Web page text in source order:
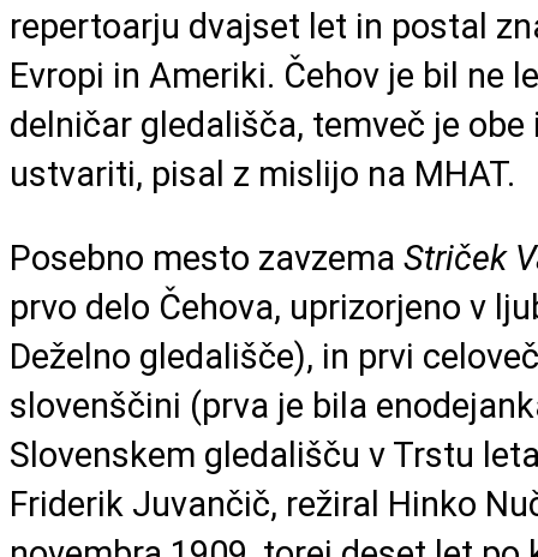
repertoarju dvajset let in postal
Evropi in Ameriki. Čehov je bil ne
delničar gledališča, temveč je
ustvariti, pisal z mislijo na MHAT.
Posebno mesto zavzema Striček
prvo delo Čehova, uprizorjeno v
Deželno gledališče), in prvi
slovenščini (prva je bila
Slovenskem gledališču v Trstu
Friderik Juvančič, režiral Hinko